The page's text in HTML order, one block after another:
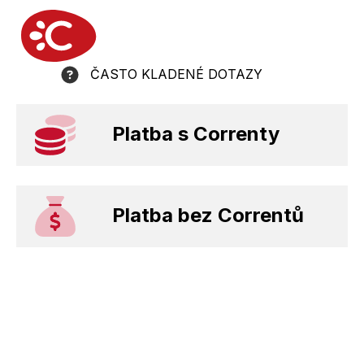
ČASTO KLADENÉ DOTAZY
Platba s Correnty
Platba bez Correntů